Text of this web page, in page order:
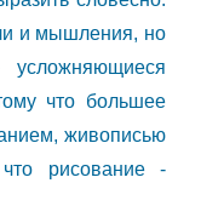
и мышления, но
усложняющиеся
что большее
живописью
рисование -